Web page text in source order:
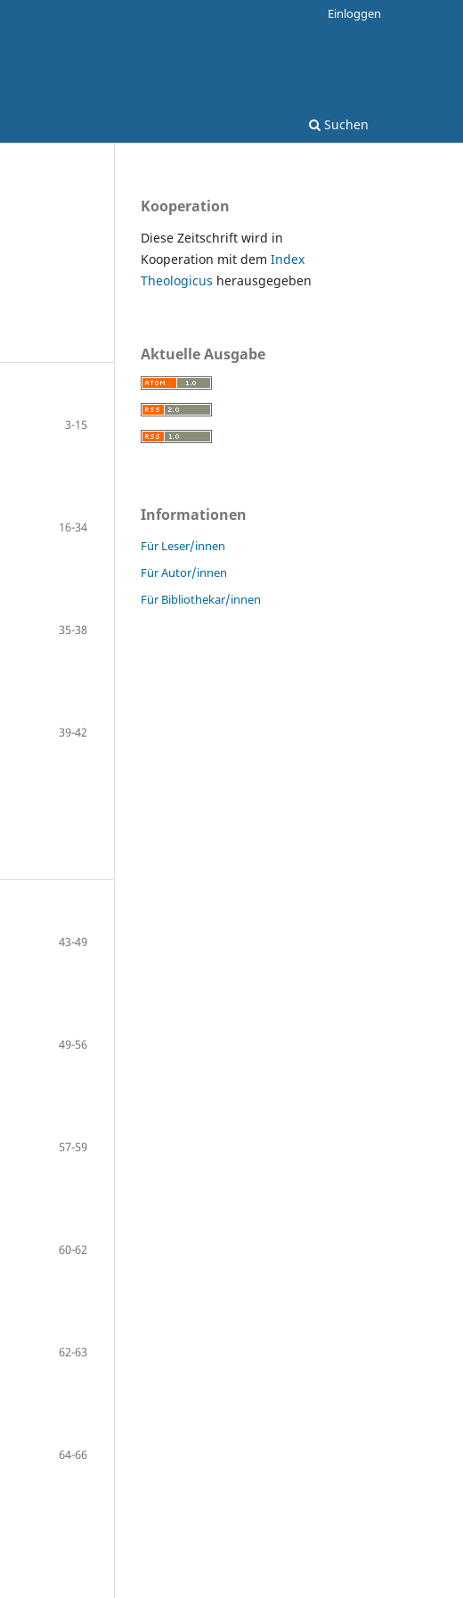
Suchen
Einloggen
3-15
16-34
35-38
39-42
43-49
49-56
57-59
60-62
62-63
64-66
Kooperation
Diese Zeitschrift wird in
Kooperation mit dem Index
Theologicus herausgegeben
Aktuelle Ausgabe
Informationen
Für Leser/innen
Für Autor/innen
Für Bibliothekar/innen